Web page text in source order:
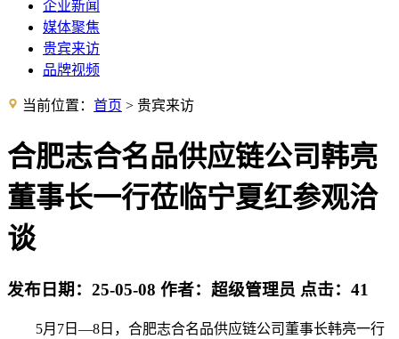
企业新闻
媒体聚焦
贵宾来访
品牌视频
当前位置： 首页 > 贵宾来访
合肥志合名品供应链公司韩亮
董事长一行莅临宁夏红参观洽
谈
发布日期： 25-05-08 作者： 超级管理员 点击： 41
5月7日—8日，合肥志合名品供应链公司董事长韩亮一行